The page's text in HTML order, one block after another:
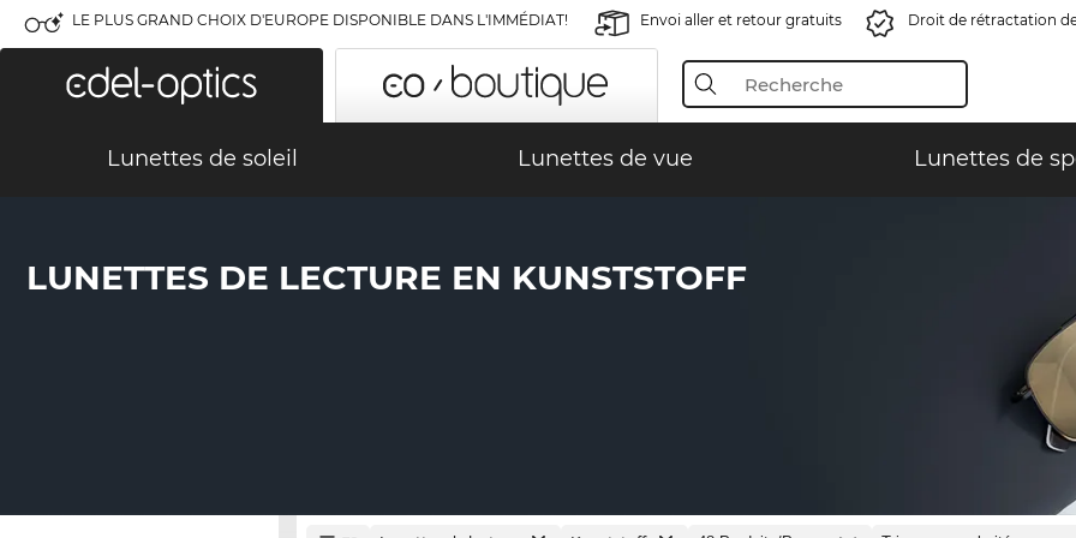
LE PLUS GRAND CHOIX D'EUROPE DISPONIBLE DANS L'IMMÉDIAT! Envoi aller et retour gratuits Droit de rétractation
Lunettes de soleil Lunettes de vue Lunettes de
LUNETTES DE LECTURE EN KUNSTSTOFF